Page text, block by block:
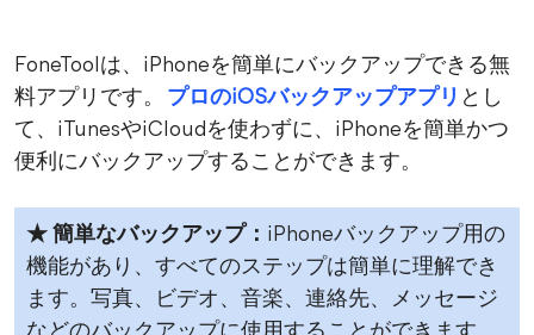
FoneToolは、iPhoneを簡単にバックアップできる無
料アプリです。
プロのiOSバックアップアプリ とし
て、iTunesやiCloudを使わずに、iPhoneを簡単かつ
便利にバックアップすることができます。
★ 簡単なバックアップ： iPhoneバックアップ用の
機能があり、すべてのステップは簡単に理解でき
ます。写真、ビデオ、音楽、連絡先、メッセージ